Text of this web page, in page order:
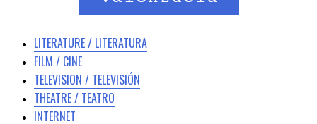
LITERATURE / LITERATURA
FILM / CINE
TELEVISION / TELEVISIÓN
THEATRE / TEATRO
INTERNET